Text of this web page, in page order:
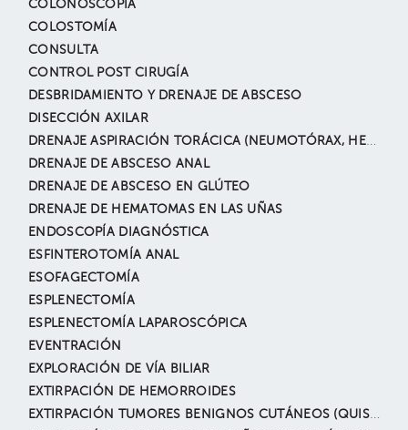
COLONOSCOPÍA
COLOSTOMÍA
CONSULTA
CONTROL POST CIRUGÍA
DESBRIDAMIENTO Y DRENAJE DE ABSCESO
DISECCIÓN AXILAR
DRENAJE ASPIRACIÓN TORÁCICA (NEUMOTÓRAX, HEMOTÓRAX, DERRAME PLEURAL, ETC.)
DRENAJE DE ABSCESO ANAL
DRENAJE DE ABSCESO EN GLÚTEO
DRENAJE DE HEMATOMAS EN LAS UÑAS
ENDOSCOPÍA DIAGNÓSTICA
ESFINTEROTOMÍA ANAL
ESOFAGECTOMÍA
ESPLENECTOMÍA
ESPLENECTOMÍA LAPAROSCÓPICA
EVENTRACIÓN
EXPLORACIÓN DE VÍA BILIAR
EXTIRPACIÓN DE HEMORROIDES
EXTIRPACIÓN TUMORES BENIGNOS CUTÁNEOS (QUISTE EPIDÉRMICO, NEVUS, LIPOMAS, ANGIOMAS, ETC.)